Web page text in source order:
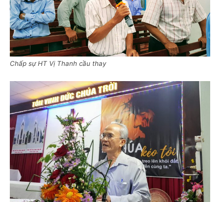
Chấp sự HT Vị Thanh cầu thay